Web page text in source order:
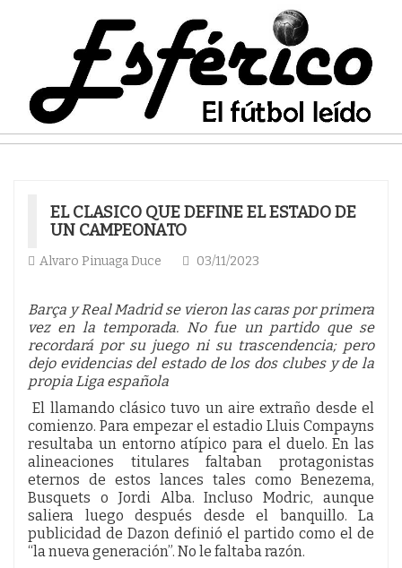
EL CLASICO QUE DEFINE EL ESTADO DE
UN CAMPEONATO
Alvaro Pinuaga Duce 03/11/2023
Barça y Real Madrid se vieron las caras por primera
vez en la temporada. No fue un partido que se
recordará por su juego ni su trascendencia; pero
dejo evidencias del estado de los dos clubes y de la
propia Liga española
El llamando clásico tuvo un aire extraño desde el
comienzo. Para empezar el estadio Lluis Compayns
resultaba un entorno atípico para el duelo. En las
alineaciones titulares faltaban protagonistas
eternos de estos lances tales como Benezema,
Busquets o Jordi Alba. Incluso Modric, aunque
saliera luego después desde el banquillo. La
publicidad de Dazon definió el partido como el de
“la nueva generación”. No le faltaba razón.